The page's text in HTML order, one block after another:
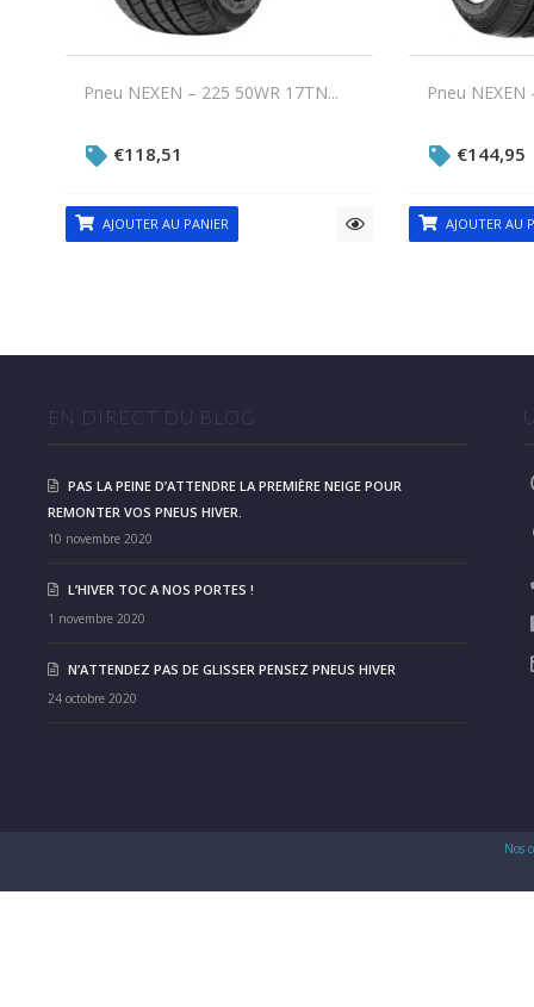
Pneu NEXEN – 225 50WR 17TN...
€118,51
AJOUTER AU PANIER
Pneu NEXEN
€144,95
AJOUTER AU
EN DIRECT DU BLOG
PAS LA PEINE D’ATTENDRE LA PREMIÈRE NEIGE POUR
REMONTER VOS PNEUS HIVER.
10 novembre 2020
L’HIVER TOC A NOS PORTES !
1 novembre 2020
N’ATTENDEZ PAS DE GLISSER PENSEZ PNEUS HIVER
24 octobre 2020
Nos